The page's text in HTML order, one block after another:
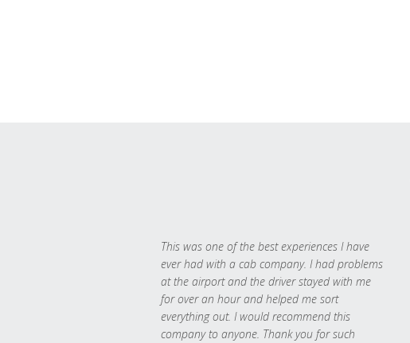
This was one of the best experiences I have
ever had with a cab company. I had problems
at the airport and the driver stayed with me
for over an hour and helped me sort
everything out. I would recommend this
company to anyone. Thank you for such